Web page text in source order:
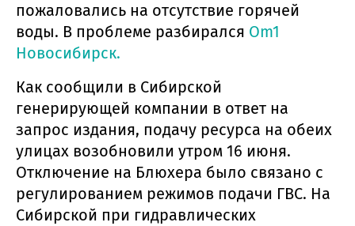
пожаловались на отсутствие горячей
воды. В проблеме разбирался Om1
Новосибирск.
Как сообщили в Сибирской
генерирующей компании в ответ на
запрос издания, подачу ресурса на обеих
улицах возобновили утром 16 июня.
Отключение на Блюхера было связано с
регулированием режимов подачи ГВС. На
Сибирской при гидравлических